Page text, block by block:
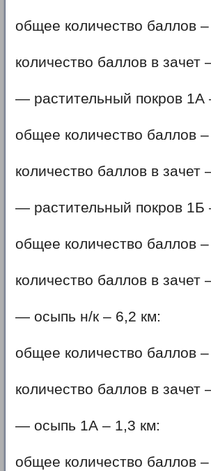
общее количество баллов
количество баллов в зачет
— растительный покров 1А
общее количество баллов –
количество баллов в зачет
— растительный покров 1Б
общее количество баллов
количество баллов в зачет
— осыпь н/к – 6,2 км:
общее количество баллов
количество баллов в зачет
— осыпь 1А – 1,3 км:
общее количество баллов